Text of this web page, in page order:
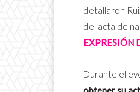
detallaron
del acta de
EXPRESIÓN
Durante el